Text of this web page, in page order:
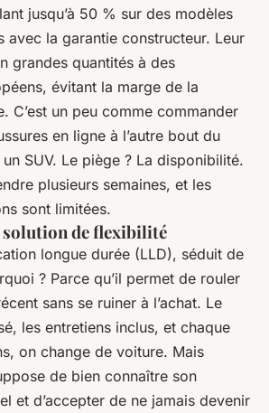
jusqu’à 50 % sur des modèles
avec la garantie constructeur. Leur
grandes quantités à des
évitant la marge de la
C’est un peu comme commander
en ligne à l’autre bout du
SUV. Le piège ? La disponibilité.
plusieurs semaines, et les
sont limitées.
solution de flexibilité
longue durée (LLD), séduit de
? Parce qu’il permet de rouler
sans se ruiner à l’achat. Le
les entretiens inclus, et chaque
on change de voiture. Mais
de bien connaître son
et d’accepter de ne jamais devenir